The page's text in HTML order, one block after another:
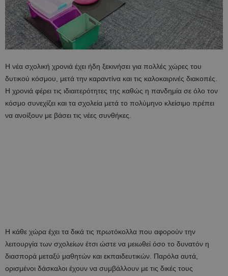
Η νέα σχολική χρονιά έχει ήδη ξεκινήσει για πολλές χώρες του
δυτικού κόσμου, μετά την καραντίνα και τις καλοκαιρινές διακοπές.
Η χρονιά φέρει τις ιδιαιτερότητες της καθώς η πανδημία σε όλο τον
κόσμο συνεχίζει και τα σχολεία μετά το πολύμηνο κλείσιμο πρέπει
να ανοίξουν με βάσει τις νέες συνθήκες.
Η κάθε χώρα έχει τα δικά τις πρωτόκολλα που αφορούν την
λειτουργία των σχολείων έτσι ώστε να μειωθεί όσο το δυνατόν η
διασπορά μεταξύ μαθητών και εκπαιδευτικών. Παρόλα αυτά,
ορισμένοι δάσκαλοι έχουν να συμβάλλουν με τις δικές τους